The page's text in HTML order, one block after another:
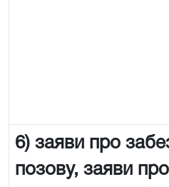
6) заяви про
позову, заяви